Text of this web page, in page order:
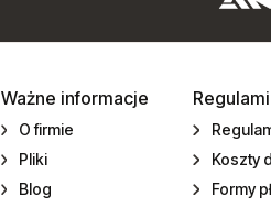
Ważne informacje
O firmie
Pliki
Blog
Koszty
Formy